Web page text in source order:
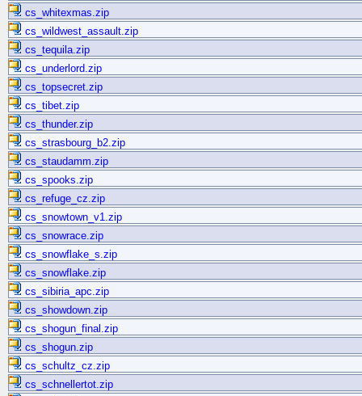
cs_whitexmas.zip
cs_wildwest_assault.zip
cs_tequila.zip
cs_underlord.zip
cs_topsecret.zip
cs_tibet.zip
cs_thunder.zip
cs_strasbourg_b2.zip
cs_staudamm.zip
cs_spooks.zip
cs_refuge_cz.zip
cs_snowtown_v1.zip
cs_snowrace.zip
cs_snowflake_s.zip
cs_snowflake.zip
cs_sibiria_apc.zip
cs_showdown.zip
cs_shogun_final.zip
cs_shogun.zip
cs_schultz_cz.zip
cs_schnellertot.zip